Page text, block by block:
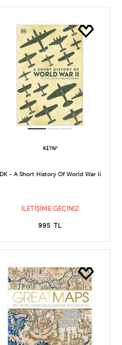
DK - A Short History Of World War Ii
İLETİŞİME GEÇİNİZ
995 TL